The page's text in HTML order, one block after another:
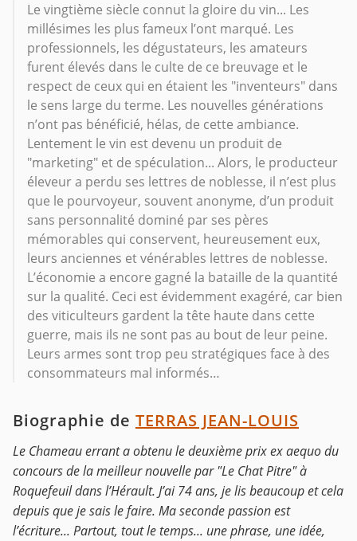
Le vingtième siècle connut la gloire du vin... Les
millésimes les plus fameux l’ont marqué. Les
professionnels, les dégustateurs, les amateurs
furent élevés dans le culte de ce breuvage et le
respect de ceux qui en étaient les "inventeurs" dans
le sens large du terme. Les nouvelles générations
n’ont pas bénéficié, hélas, de cette ambiance.
Lentement le vin est devenu un produit de
"marketing" et de spéculation... Alors, le producteur
éleveur a perdu ses lettres de noblesse, il n’est plus
que le pourvoyeur, souvent anonyme, d’un produit
sans personnalité dominé par ses pères
mémorables qui conservent, heureusement eux,
leurs anciennes et vénérables lettres de noblesse.
L’économie a encore gagné la bataille de la quantité
sur la qualité. Ceci est évidemment exagéré, car bien
des viticulteurs gardent la tête haute dans cette
guerre, mais ils ne sont pas au bout de leur peine.
Leurs armes sont trop peu stratégiques face à des
consommateurs mal informés…
Biographie de TERRAS JEAN-LOUIS
Le Chameau errant a obtenu le deuxième prix ex aequo du
concours de la meilleur nouvelle par "Le Chat Pitre" à
Roquefeuil dans l’Hérault. J’ai 74 ans, je lis beaucoup et cela
depuis que je sais le faire. Ma seconde passion est
l’écriture... Partout, tout le temps... une phrase, une idée,